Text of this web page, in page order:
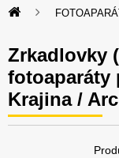
Zrkadlovky
fotoaparáty
Krajina /